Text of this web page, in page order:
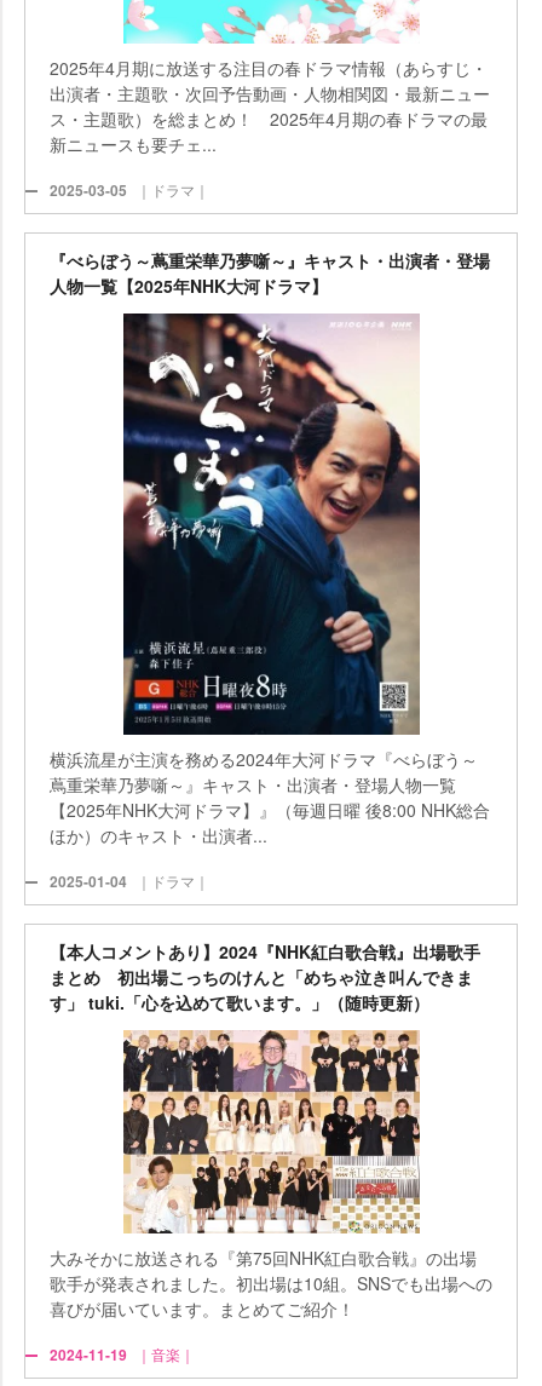
2025年4月期に放送する注目の春ドラマ情報（あらすじ・
出演者・主題歌・次回予告動画・人物相関図・最新ニュー
ス・主題歌）を総まとめ！ 2025年4月期の春ドラマの最
新ニュースも要チェ...
2025-03-05 ｜ドラマ｜
『べらぼう～蔦重栄華乃夢噺～』キャスト・出演者・登場
人物一覧【2025年NHK大河ドラマ】
横浜流星が主演を務める2024年大河ドラマ『べらぼう～
蔦重栄華乃夢噺～』キャスト・出演者・登場人物一覧
【2025年NHK大河ドラマ】』（毎週日曜 後8:00 NHK総合
ほか）のキャスト・出演者...
2025-01-04 ｜ドラマ｜
【本人コメントあり】2024『NHK紅白歌合戦』出場歌手
まとめ 初出場こっちのけんと「めちゃ泣き叫んできま
す」 tuki.「心を込めて歌います。」（随時更新）
大みそかに放送される『第75回NHK紅白歌合戦』の出場
歌手が発表されました。初出場は10組。SNSでも出場への
喜びが届いています。まとめてご紹介！
2024-11-19 ｜音楽｜